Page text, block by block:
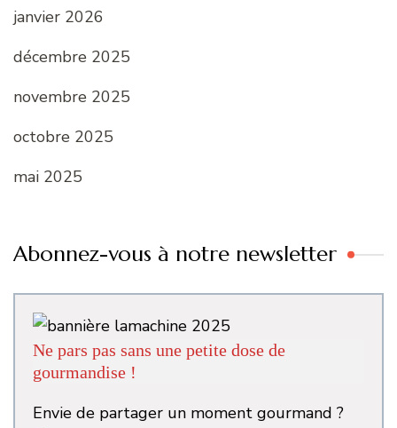
janvier 2026
décembre 2025
novembre 2025
octobre 2025
mai 2025
Abonnez-vous à notre newsletter
Ne pars pas sans une petite dose de
gourmandise !
Envie de partager un moment gourmand ?